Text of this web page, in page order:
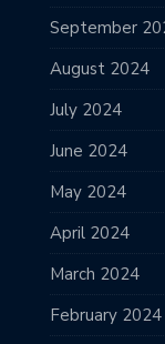
September
August 2024
July 2024
June 2024
May 2024
April 2024
March 2024
February 2024